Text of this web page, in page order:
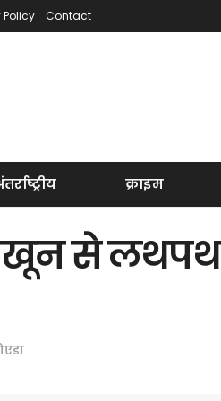
Contact
क्राइम
खून से लथपथ